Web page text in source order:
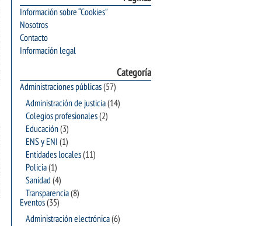
Información sobre “Cookies”
Nosotros
Contacto
Información legal
Categoría
Administraciones públicas(57)
Administración de justicia(14)
Colegios profesionales(2)
Educación(3)
ENS y ENI (1)
Entidades locales(11)
Policia(1)
Sanidad (4)
Transparencia(8)
Eventos(35)
Administración electrónica(6)